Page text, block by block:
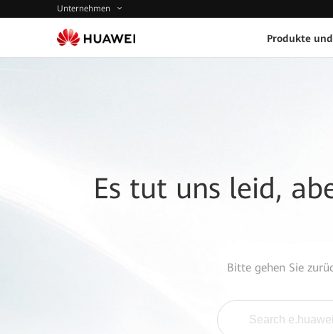
Unternehmen
Produkte
Es tut uns leid,
Bitte gehen Sie